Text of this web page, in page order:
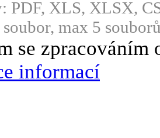
PDF, XLS, XLSX,
max 5
se
informací